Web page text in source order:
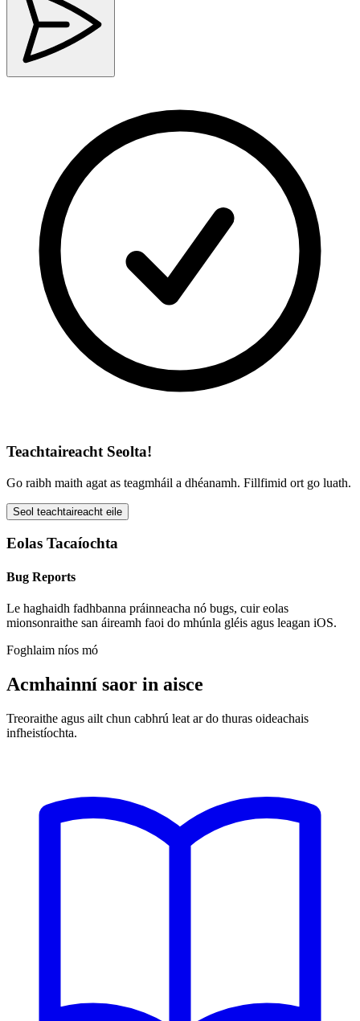
Teachtaireacht Seolta!
Go raibh maith agat as teagmháil a dhéanamh. Fillfimid ort go luath.
Seol teachtaireacht eile
Eolas Tacaíochta
Bug Reports
Le haghaidh fadhbanna práinneacha nó bugs, cuir eolas
mionsonraithe san áireamh faoi do mhúnla gléis agus leagan iOS.
Foghlaim níos mó
Acmhainní saor in aisce
Treoraithe agus ailt chun cabhrú leat ar do thuras oideachais
infheistíochta.